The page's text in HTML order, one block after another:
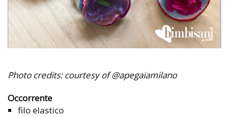
Photo credits: courtesy of @apegaiamilano
Occorrente
filo elastico